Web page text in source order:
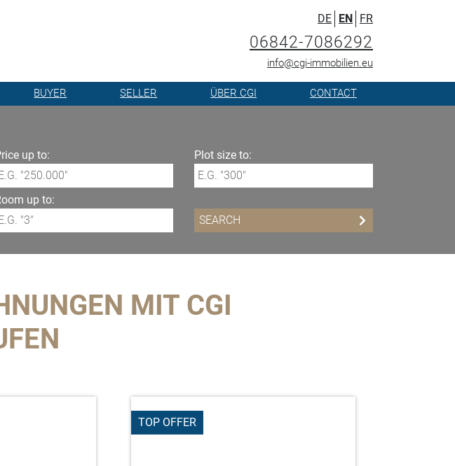
DE EN FR
06842-7086292
info@cgi-immobilien.eu
BUYER SELLER ÜBER CGI CONTACT
up to: Plot size to:
up to:
MIT CGI
TOP OFFER